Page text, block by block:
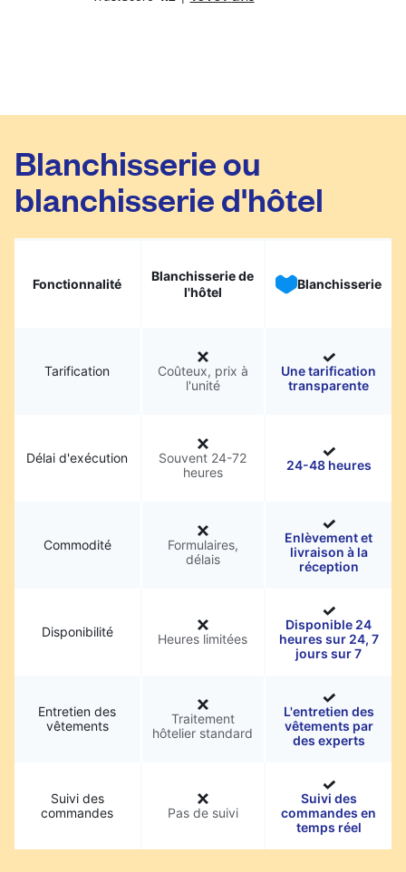
Blanchisserie ou
blanchisserie d'hôtel
Fonctionnalité
Blanchisserie de
l'hôtel
Blanchisserie
Tarification
Coûteux, prix à
l'unité
Une tarification
transparente
Délai d'exécution
Souvent 24-72
heures
24-48 heures
Commodité
Formulaires,
délais
Enlèvement et
livraison à la
réception
Disponibilité Heures limitées
Disponible 24
heures sur 24, 7
jours sur 7
Entretien des
vêtements
Traitement
hôtelier standard
L'entretien des
vêtements par
des experts
Suivi des
commandes
Pas de suivi
Suivi des
commandes en
temps réel